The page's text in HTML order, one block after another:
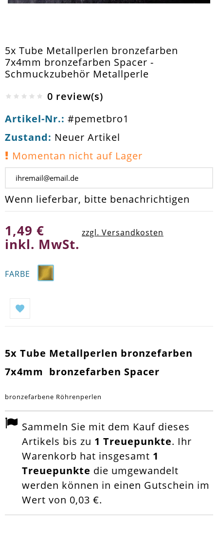
5x Tube Metallperlen bronzefarben
7x4mm bronzefarben Spacer -
Schmuckzubehör Metallperle
0 review(s)
Artikel-Nr.: #pemetbro1
Zustand: Neuer Artikel
Momentan nicht auf Lager
Wenn lieferbar, bitte benachrichtigen
1,49 €
inkl. MwSt.
zzgl. Versandkosten
FARBE
5x Tube Metallperlen bronzefarben
7x4mm bronzefarben Spacer
bronzefarbene Röhrenperlen
Sammeln Sie mit dem Kauf dieses
Artikels bis zu 1 Treuepunkte. Ihr
Warenkorb hat insgesamt 1
Treuepunkte die umgewandelt
werden können in einen Gutschein im
Wert von 0,03 €.